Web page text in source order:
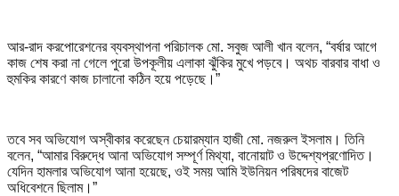
আর-রাদ করপোরেশনের ব্যবস্থাপনা পরিচালক মো. সবুজ আলী খান বলেন, “বর্ষার আগে
কাজ শেষ করা না গেলে পুরো উপকূলীয় এলাকা ঝুঁকির মুখে পড়বে। অথচ বারবার বাধা ও
হুমকির কারণে কাজ চালানো কঠিন হয়ে পড়েছে।”
তবে সব অভিযোগ অস্বীকার করেছেন চেয়ারম্যান হাজী মো. নজরুল ইসলাম। তিনি
বলেন, “আমার বিরুদ্ধে আনা অভিযোগ সম্পূর্ণ মিথ্যা, বানোয়াট ও উদ্দেশ্যপ্রণোদিত।
যেদিন হামলার অভিযোগ আনা হয়েছে, ওই সময় আমি ইউনিয়ন পরিষদের বাজেট
অধিবেশনে ছিলাম।”